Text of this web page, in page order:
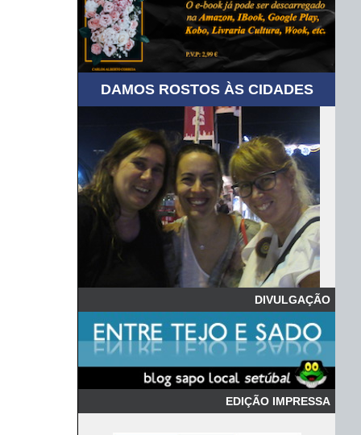
DAMOS ROSTOS ÀS CIDADES
DIVULGAÇÃO
EDIÇÃO IMPRESSA